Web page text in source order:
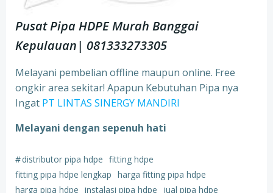
Pusat Pipa HDPE Murah Banggai
Kepulauan| 081333273305
Melayani pembelian offline maupun online. Free
ongkir area sekitar! Apapun Kebutuhan Pipa nya
Ingat PT LINTAS SINERGY MANDIRI
Melayani dengan sepenuh hati
#distributor pipa hdpe fitting hdpe
fitting pipa hdpe lengkap harga fitting pipa hdpe
harga pipa hdpe instalasi pipa hdpe
jual pipa hdpe